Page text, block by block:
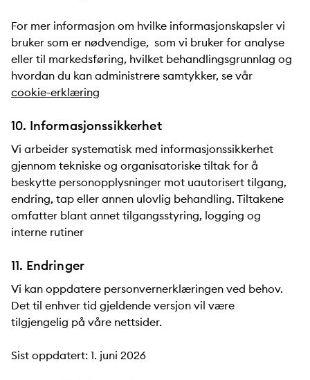
For mer informasjon om hvilke informasjonskapsler vi
bruker som er nødvendige, som vi bruker for analyse
eller til markedsføring, hvilket behandlingsgrunnlag og
hvordan du kan administrere samtykker, se vår
cookie-erklæring
10. Informasjonssikkerhet
Vi arbeider systematisk med informasjonssikkerhet
gjennom tekniske og organisatoriske tiltak for å
beskytte personopplysninger mot uautorisert tilgang,
endring, tap eller annen ulovlig behandling. Tiltakene
omfatter blant annet tilgangsstyring, logging og
interne rutiner
11. Endringer
Vi kan oppdatere personvernerklæringen ved behov.
Det til enhver tid gjeldende versjon vil være
tilgjengelig på våre nettsider.
Sist oppdatert: 1. juni 2026